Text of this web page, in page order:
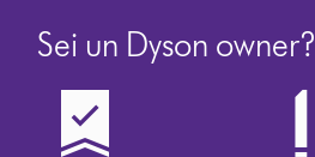
Sei un Dyson owner?